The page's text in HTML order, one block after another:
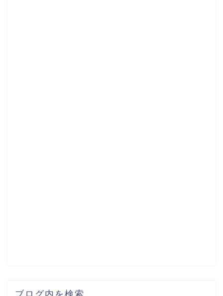
ブログ内を検索